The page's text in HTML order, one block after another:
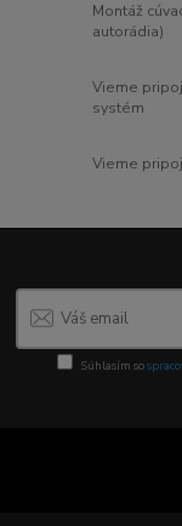
Montáž
autorádia)
Vieme
systém
Vieme
Súhlasím so